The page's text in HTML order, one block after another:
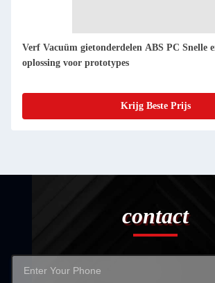
PU rubber PMMA Vacuum Casting
and Accurate Replicas of Master Patterns
Krijg Beste Prijs
contact